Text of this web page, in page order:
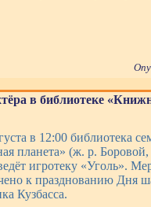
в библиотеке
в 12:00 библиотека
планета» (ж. р. Боровой,
игротеку «Уголь».
к празднованию Дня
Кузбасса.